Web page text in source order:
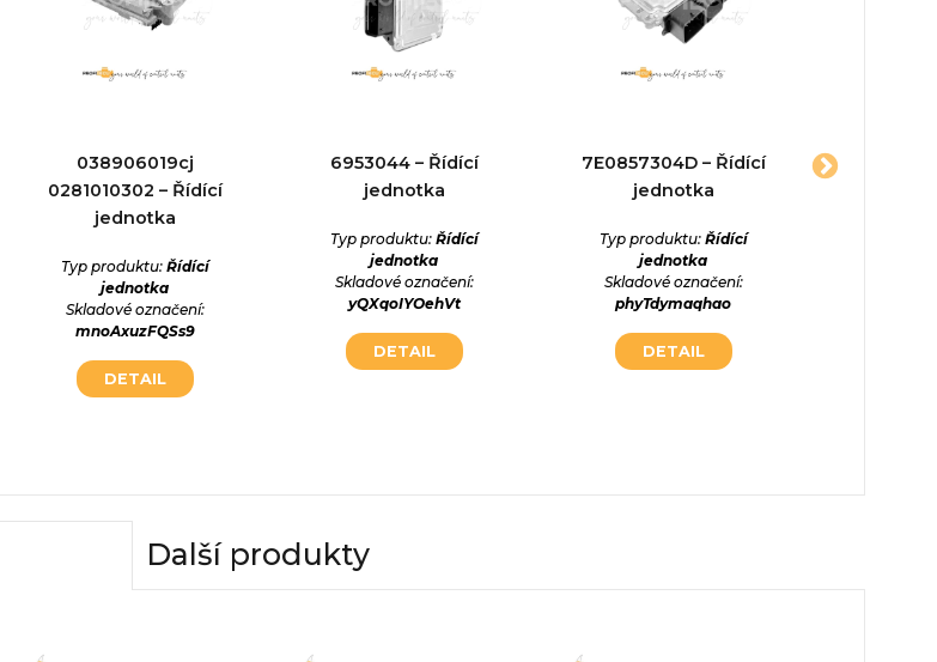
038906019cj
0281010302 – Řídící
jednotka
Typ produktu: Řídící
jednotka
Skladové označení:
mnoAxuzFQSs9
DETAIL
6953044 – Řídící
jednotka
Typ produktu: Řídící
jednotka
Skladové označení:
yQXqoIYOehVt
DETAIL
7E0857304D – Řídící
jednotka
Typ produktu: Řídící
jednotka
Skladové označení:
phyTdymaqhao
DETAIL
Další produkty